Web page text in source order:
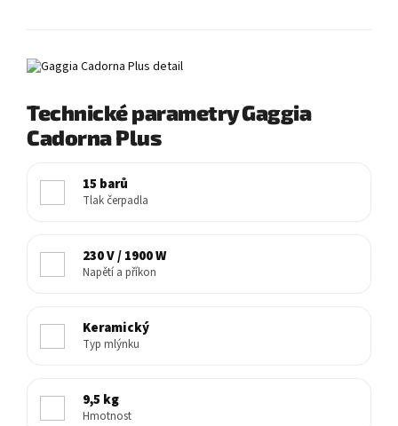
Technické parametry Gaggia
Cadorna Plus
15 barů
Tlak čerpadla
230 V / 1900 W
Napětí a příkon
Keramický
Typ mlýnku
9,5 kg
Hmotnost